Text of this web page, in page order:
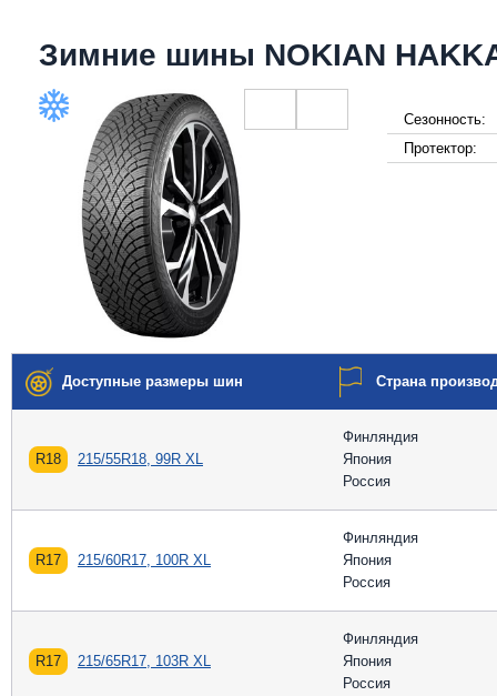
Зимние шины NOKIAN
Сезонность:
Протектор:
Доступные размеры шин Страна
R18 215/55R18, 99R XL
Финляндия
Япония
Россия
R17 215/60R17, 100R XL
Финляндия
Япония
Россия
R17 215/65R17, 103R XL
Финляндия
Япония
Россия